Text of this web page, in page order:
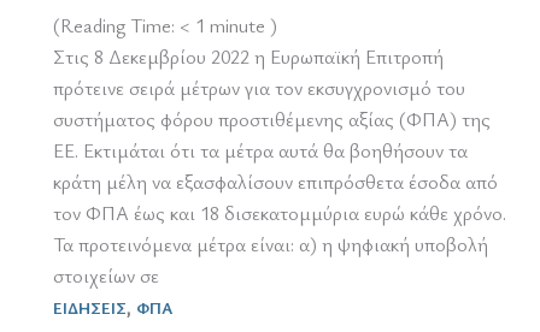
(Reading Time: < 1 minute )
Στις 8 Δεκεμβρίου 2022 η Ευρωπαϊκή Επιτροπή
πρότεινε σειρά μέτρων για τον εκσυγχρονισμό του
συστήματος φόρου προστιθέμενης αξίας (ΦΠΑ) της
ΕΕ. Εκτιμάται ότι τα μέτρα αυτά θα βοηθήσουν τα
κράτη μέλη να εξασφαλίσουν επιπρόσθετα έσοδα από
τον ΦΠΑ έως και 18 δισεκατομμύρια ευρώ κάθε χρόνο.
Τα προτεινόμενα μέτρα είναι: α) η ψηφιακή υποβολή
στοιχείων σε
ΕΙΔΗΣΕΙΣ, ΦΠΑ